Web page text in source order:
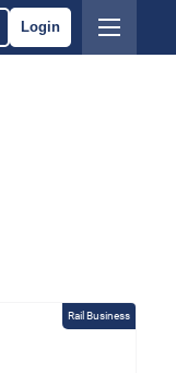
Login
Rail Business